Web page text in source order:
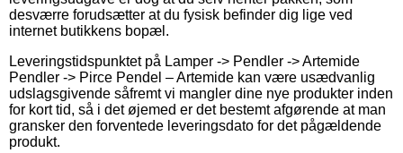
desværre forudsætter at du fysisk befinder dig lige ved
internet butikkens bopæl.
Leveringstidspunktet på Lamper -> Pendler -> Artemide
Pendler -> Pirce Pendel – Artemide kan være usædvanlig
udslagsgivende såfremt vi mangler dine nye produkter inden
for kort tid, så i det øjemed er det bestemt afgørende at man
gransker den forventede leveringsdato for det pågældende
produkt.